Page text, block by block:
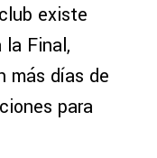
existe
la Final,
más días de
para